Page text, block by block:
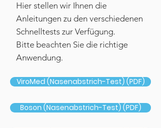
Hier stellen wir Ihnen die
Anleitungen zu den verschiedenen
Schnelltests zur Verfügung.
Bitte beachten Sie die richtige
Anwendung.
ViroMed (Nasenabstrich-Test) (PDF)
Boson (Nasenabstrich-Test) (PDF)